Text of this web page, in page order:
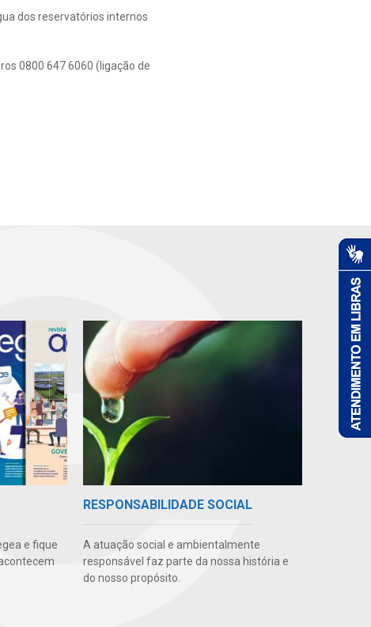
dos reservatórios internos
0800 647 6060 (ligação de
e fique
RESPONSABILIDADE SOCIAL
A atuação social e ambientalmente
responsável faz parte da nossa história e
do nosso propósito.